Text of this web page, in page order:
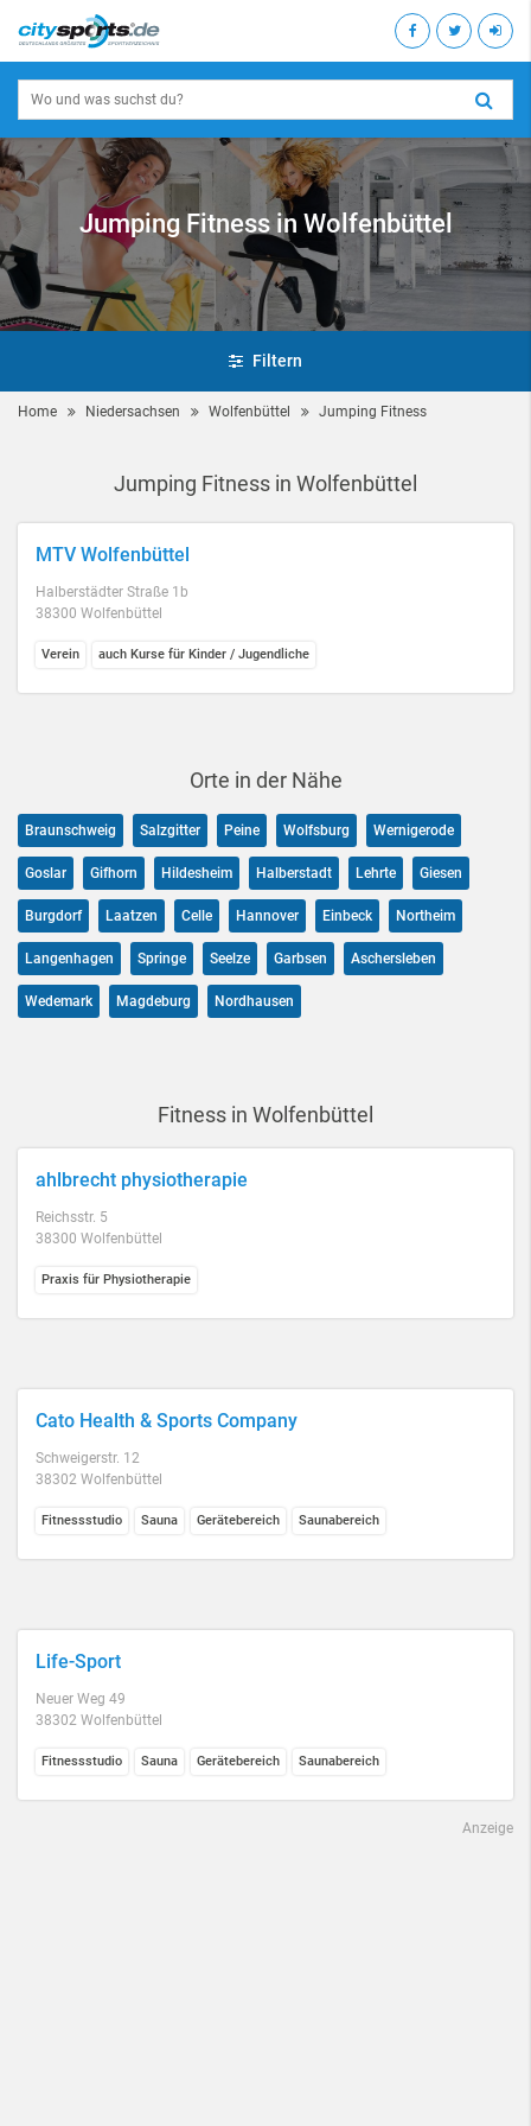
Jumping Fitness in Wolfenbüttel
Filtern
Home Niedersachsen Wolfenbüttel Jumping Fitness
Jumping Fitness in Wolfenbüttel
MTV Wolfenbüttel
Halberstädter Straße 1b
38300 Wolfenbüttel
Verein auch Kurse für Kinder / Jugendliche
Orte in der Nähe
Braunschweig Salzgitter Peine Wolfsburg Wernigerode
Goslar Gifhorn Hildesheim Halberstadt Lehrte Giesen
Burgdorf Laatzen Celle Hannover Einbeck Northeim
Langenhagen Springe Seelze Garbsen Aschersleben
Wedemark Magdeburg Nordhausen
Fitness in Wolfenbüttel
ahlbrecht physiotherapie
Reichsstr. 5
38300 Wolfenbüttel
Praxis für Physiotherapie
Cato Health & Sports Company
Schweigerstr. 12
38302 Wolfenbüttel
Fitnessstudio Sauna Gerätebereich Saunabereich
Life-Sport
Neuer Weg 49
38302 Wolfenbüttel
Fitnessstudio Sauna Gerätebereich Saunabereich
Anzeige